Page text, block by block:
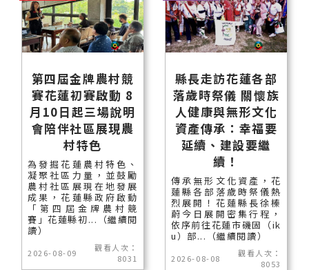
第四屆金牌農村競
賽花蓮初賽啟動 8
月10日起三場說明
會陪伴社區展現農
村特色
為發掘花蓮農村特色、
凝聚社區力量，並鼓勵
農村社區展現在地發展
成果，花蓮縣政府啟動
「第四屆金牌農村競
賽」花蓮縣初...（繼續閱
讀）
2026-08-09
觀看人次：
8031
縣長走訪花蓮各部
落歲時祭儀 關懷族
人健康與無形文化
資產傳承：幸福要
延續、建設要繼
續！
傳承無形文化資產，花
蓮縣各部落歲時祭儀熱
烈展開！花蓮縣長徐榛
蔚今日展開密集行程，
依序前往花蓮市磯固（ik
u）部...（繼續閱讀）
2026-08-08
觀看人次：
8053